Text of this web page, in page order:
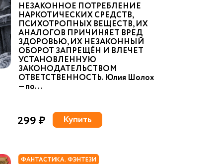
НЕЗАКОННОЕ ПОТРЕБЛЕНИЕ
НАРКОТИЧЕСКИХ СРЕДСТВ,
ПСИХОТРОПНЫХ ВЕЩЕСТВ, ИХ
АНАЛОГОВ ПРИЧИНЯЕТ ВРЕД
ЗДОРОВЬЮ, ИХ НЕЗАКОННЫЙ
ОБОРОТ ЗАПРЕЩЁН И ВЛЕЧЕТ
УСТАНОВЛЕННУЮ
ЗАКОНОДАТЕЛЬСТВОМ
ОТВЕТСТВЕННОСТЬ. Юлия Шолох
— по...
299 ₽ Купить
ФАНТАСТИКА. ФЭНТЕЗИ